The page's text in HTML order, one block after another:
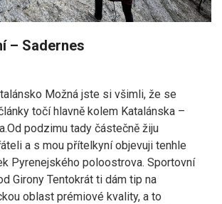
– Sadernes
Možná jste si všimli, že se
točí hlavně kolem Katalánska –
podzimu tady částečně žiju
a s mou přítelkyní objevuji tenhle
Pyrenejského poloostrova. Sportovní
Girony Tentokrát ti dám tip na
oblast prémiové kvality, a to